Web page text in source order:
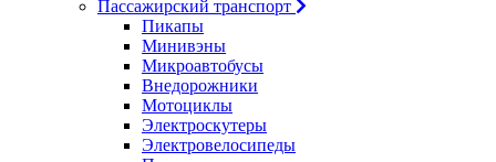
Пассажирский транспорт
Пикапы
Минивэны
Микроавтобусы
Внедорожники
Мотоциклы
Электроскутеры
Электровелосипеды